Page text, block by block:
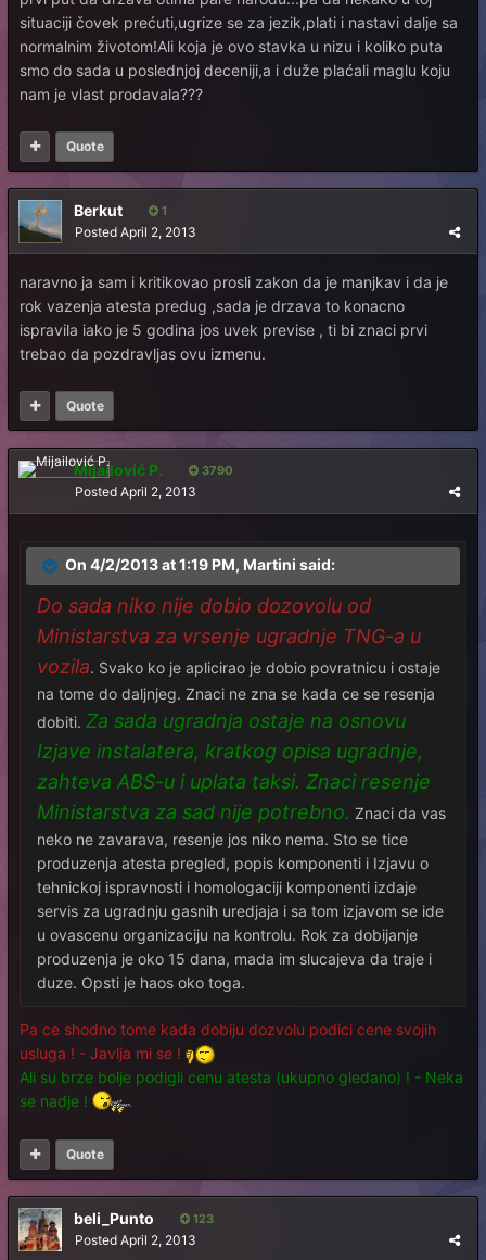
situaciji čovek prećuti,ugrize se za jezik,plati i nastavi dalje sa
normalnim životom!Ali koja je ovo stavka u nizu i koliko puta
smo do sada u poslednjoj deceniji,a i duže plaćali maglu koju
nam je vlast prodavala???
Quote
Веrkut 1
Posted April 2, 2013
naravno ja sam i kritikovao prosli zakon da je manjkav i da je
rok vazenja atesta predug ,sada je drzava to konacno
ispravila iako je 5 godina jos uvek previse , ti bi znaci prvi
trebao da pozdravljas ovu izmenu.
Quote
Mijailović P. 3790
Posted April 2, 2013
On 4/2/2013 at 1:19 PM, Martini said:
Do sada niko nije dobio dozovolu od
Ministarstva za vrsenje ugradnje TNG-a u
vozila. Svako ko je aplicirao je dobio povratnicu i ostaje
na tome do daljnjeg. Znaci ne zna se kada ce se resenja
dobiti. Za sada ugradnja ostaje na osnovu
Izjave instalatera, kratkog opisa ugradnje,
zahteva ABS-u i uplata taksi. Znaci resenje
Ministarstva za sad nije potrebno. Znaci da vas
neko ne zavarava, resenje jos niko nema. Sto se tice
produzenja atesta pregled, popis komponenti i Izjavu o
tehnickoj ispravnosti i homologaciji komponenti izdaje
servis za ugradnju gasnih uredjaja i sa tom izjavom se ide
u ovascenu organizaciju na kontrolu. Rok za dobijanje
produzenja je oko 15 dana, mada im slucajeva da traje i
duze. Opsti je haos oko toga.
Pa ce shodno tome kada dobiju dozvolu podici cene svojih
usluga ! - Javlja mi se !
Ali su brze bolje podigli cenu atesta (ukupno gledano) ! - Neka
se nadje !
Quote
beli_Punto 123
Posted April 2, 2013